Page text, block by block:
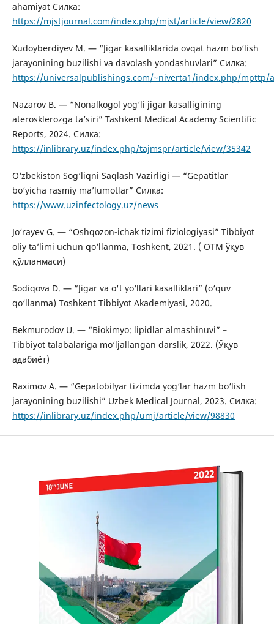
ahamiyat Силка:
https://mjstjournal.com/index.php/mjst/article/view/2820
Xudoyberdiyev M. — “Jigar kasalliklarida ovqat hazm bo‘lish
jarayonining buzilishi va davolash yondashuvlari” Силка:
https://universalpublishings.com/~niverta1/index.php/mpttp/
Nazarov B. — “Nonalkogol yog‘li jigar kasalligining
aterosklerozga ta’siri” Tashkent Medical Academy Scientific
Reports, 2024. Силка:
https://inlibrary.uz/index.php/tajmspr/article/view/35342
O‘zbekiston Sog‘liqni Saqlash Vazirligi — “Gepatitlar
bo‘yicha rasmiy ma’lumotlar” Силка:
https://www.uzinfectology.uz/news
Jo‘rayev G. — “Oshqozon-ichak tizimi fiziologiyasi” Tibbiyot
oliy ta’limi uchun qo‘llanma, Toshkent, 2021. ( ОТМ ўқув
қўлланмаси)
Sodiqova D. — “Jigar va o't yo‘llari kasalliklari” (o‘quv
qo‘llanma) Toshkent Tibbiyot Akademiyasi, 2020.
Bekmurodov U. — “Biokimyo: lipidlar almashinuvi” –
Tibbiyot talabalariga mo‘ljallangan darslik, 2022. (Ўқув
адабиёт)
Raximov A. — “Gepatobilyar tizimda yog‘lar hazm bo‘lish
jarayonining buzilishi” Uzbek Medical Journal, 2023. Силка:
https://inlibrary.uz/index.php/umj/article/view/98830